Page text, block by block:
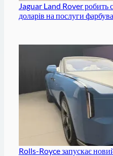
Jaguar Land Rover робить
доларів на послуги
Rolls-Royce запускає